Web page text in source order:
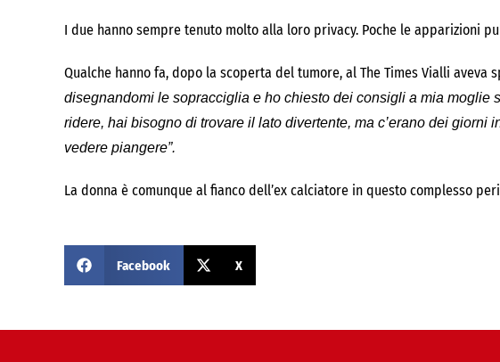
I due hanno sempre tenuto molto alla loro privacy. Poche le apparizioni
Qualche hanno fa, dopo la scoperta del tumore, al The Times Vialli aveva
disegnandomi le sopracciglia e ho chiesto dei consigli a mia moglie
ridere, hai bisogno di trovare il lato divertente, ma c’erano dei giorni
vedere piangere”.
La donna è comunque al fianco dell’ex calciatore in questo complesso
Facebook X